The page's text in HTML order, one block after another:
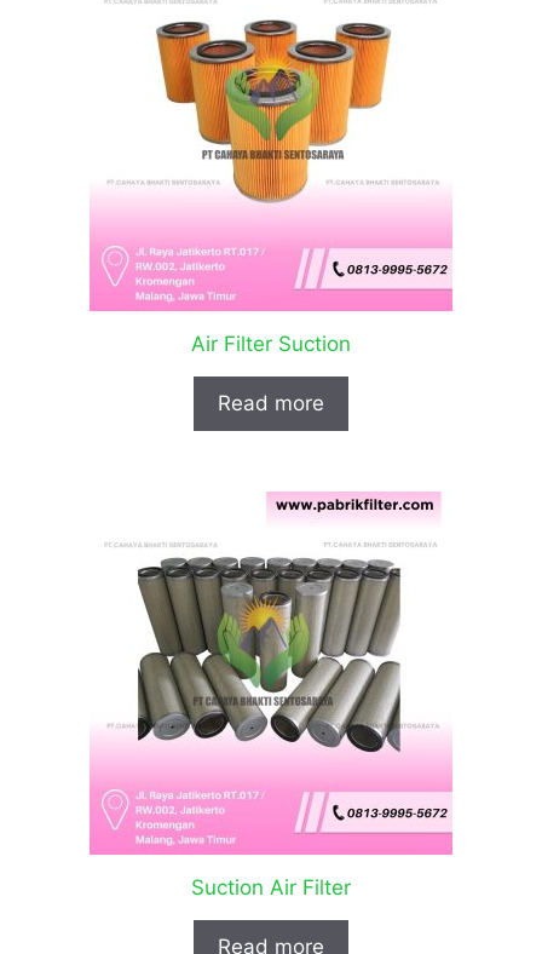
Air Filter Suction
Read more
Suction Air Filter
Read more